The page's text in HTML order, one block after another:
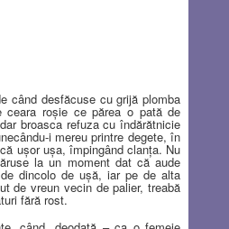
când desfăcuse cu grijă plomba
ceara roşie ce părea o pată de
broasca refuza cu îndărătnicie
i mereu printre degete, în
uşor uşa, împingând clanţa. Nu
la un moment dat că aude
dincolo de uşă, iar pe de alta
de vreun vecin de palier, treabă
fără rost.